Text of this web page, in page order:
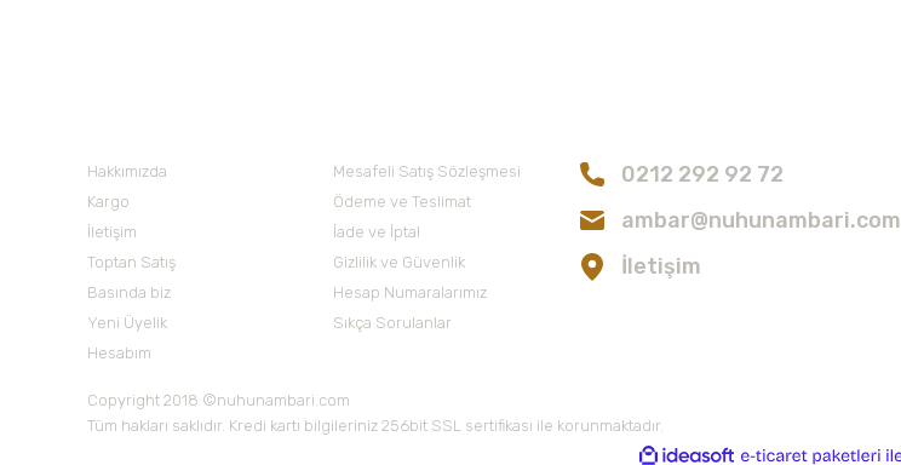
Hakkımızda
Kargo
İletişim
Toptan Satış
Basında biz
Yeni Üyelik
Hesabım
Mesafeli Satış Sözleşmesi
Ödeme ve Teslimat
İade ve İptal
Gizlilik ve Güvenlik
Hesap Numaralarımız
Sıkça Sorulanlar
0212 292 92 72
ambar@nuhunambari.com
İletişim
Copyright 2018 ©nuhunambari.com
Tüm hakları saklıdır. Kredi kartı bilgileriniz 256bit SSL sertifikası ile korunmaktadır.
ideasoft e-